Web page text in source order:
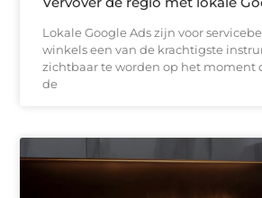
Lokale Google Ads zijn voor
winkels een van de krachtigste
zichtbaar te worden op het moment
de